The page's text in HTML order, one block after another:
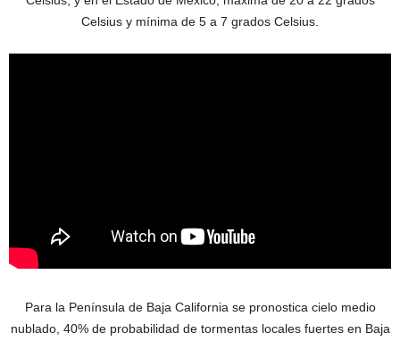
Celsius y mínima de 5 a 7 grados Celsius.
Para la Península de Baja California se pronostica cielo medio
nublado, 40% de probabilidad de tormentas locales fuertes en Baja